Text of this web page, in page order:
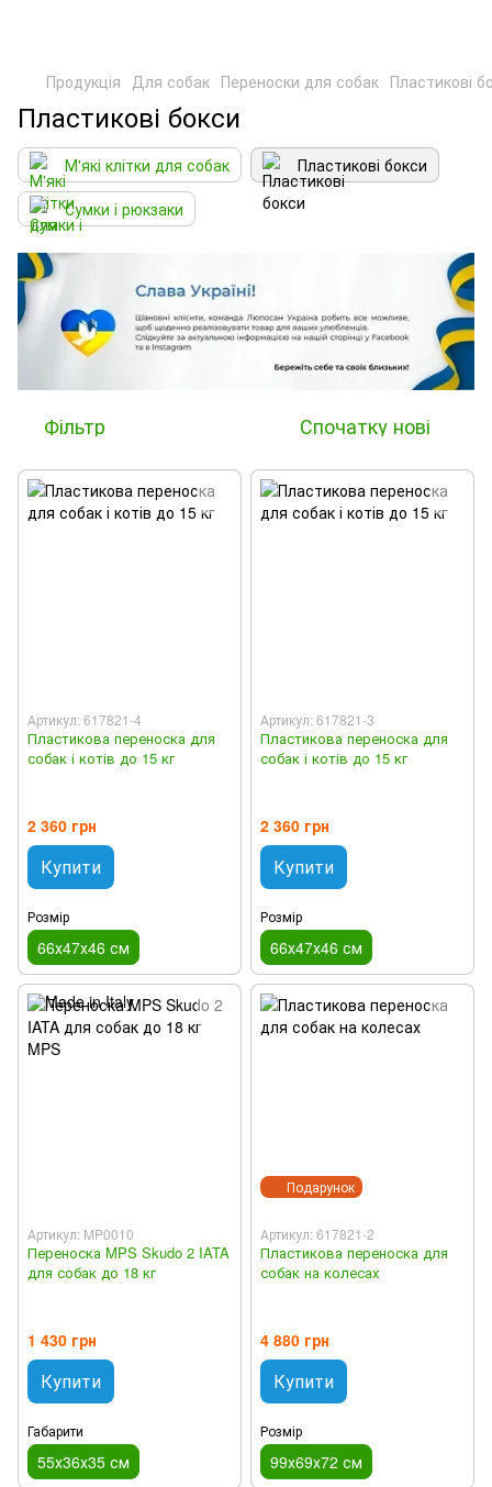
Продукція Для собак Переноски для собак Пластикові
Пластикові бокси
М'які клітки для собак
Пластикові бокси
Сумки і рюкзаки
Фільтр Спочатку нові
Артикул: 617821-4
Пластикова переноска для
собак і котів до 15 кг
2 360 грн
Купити
Розмір
66х47х46 см
Артикул: 617821-3
Пластикова переноска для
собак і котів до 15 кг
2 360 грн
Купити
Розмір
66х47х46 см
Артикул: MP0010
Переноска MPS Skudo 2 IATA
для собак до 18 кг
1 430 грн
Купити
Габарити
55х36х35 см
Подарунок
Артикул: 617821-2
Пластикова переноска для
собак на колесах
4 880 грн
Купити
Розмір
99х69х72 см